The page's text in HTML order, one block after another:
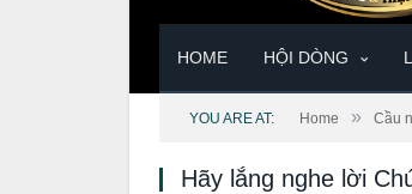
HOME HỘI DÒNG
YOU ARE AT: Home » Cầu
Hãy lắng nghe lời